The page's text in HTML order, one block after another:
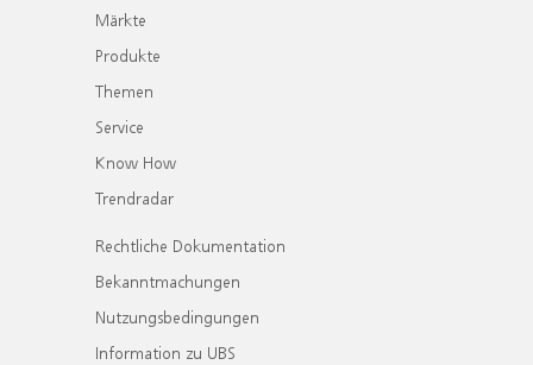
Märkte
Produkte
Themen
Service
Know How
Trendradar
Rechtliche Dokumentation
Bekanntmachungen
Nutzungsbedingungen
Information zu UBS